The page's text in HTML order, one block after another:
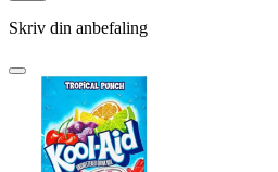
Skriv din anbefaling